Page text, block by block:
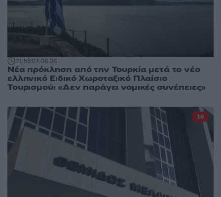
21:5807.08.26
Νέα πρόκληση από την Τουρκία μετά το νέο
ελληνικό Ειδικό Χωροταξικό Πλαίσιο
Τουρισμού: «Δεν παράγει νομικές συνέπειες»
16